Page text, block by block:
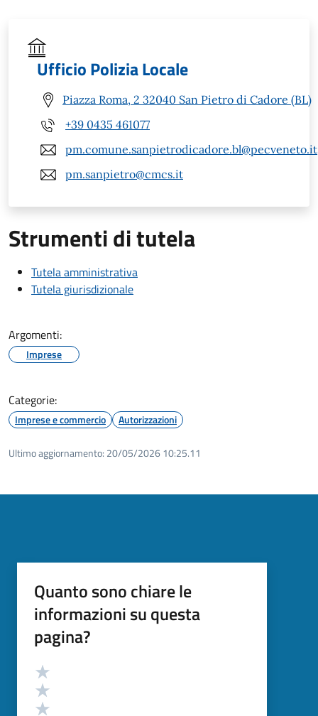
Ufficio Polizia Locale
Piazza Roma, 2 32040 San Pietro di Cadore (BL)
+39 0435 461077
pm.comune.sanpietrodicadore.bl@pecveneto.it
pm.sanpietro@cmcs.it
Strumenti di tutela
Tutela amministrativa
Tutela giurisdizionale
Argomenti:
Imprese
Categorie:
Imprese e commercio Autorizzazioni
Ultimo aggiornamento: 20/05/2026 10:25.11
Quanto sono chiare le
informazioni su questa
pagina?
Valutazione